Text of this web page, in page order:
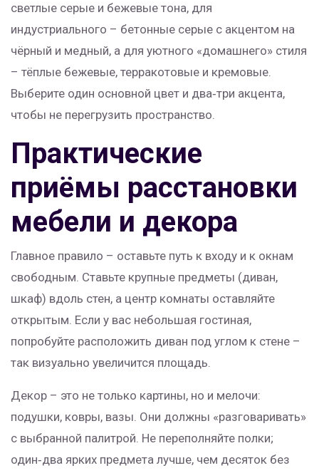
светлые серые и бежевые тона, для
индустриального – бетонные серые с акцентом на
чёрный и медный, а для уютного «домашнего» стиля
– тёплые бежевые, терракотовые и кремовые.
Выберите один основной цвет и два‑три акцента,
чтобы не перегрузить пространство.
Практические
приёмы расстановки
мебели и декора
Главное правило – оставьте путь к входу и к окнам
свободным. Ставьте крупные предметы (диван,
шкаф) вдоль стен, а центр комнаты оставляйте
открытым. Если у вас небольшая гостиная,
попробуйте расположить диван под углом к стене –
так визуально увеличится площадь.
Декор – это не только картины, но и мелочи:
подушки, ковры, вазы. Они должны «разговаривать»
с выбранной палитрой. Не переполняйте полки;
один‑два ярких предмета лучше, чем десяток без